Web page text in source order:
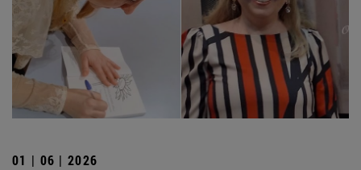
01 | 06 | 2026